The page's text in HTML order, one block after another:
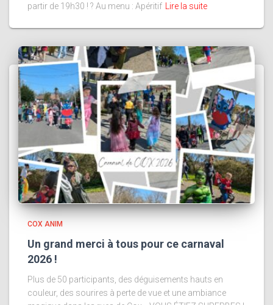
partir de 19h30 ! ?️ Au menu : Apéritif
Lire la suite
COX ANIM
Un grand merci à tous pour ce carnaval
2026 !
Plus de 50 participants, des déguisements hauts en
couleur, des sourires à perte de vue et une ambiance